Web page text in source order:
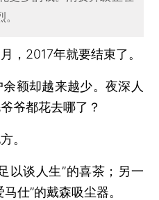
2017年就要结束了。
额却越来越少。夜深人
爷都花去哪了？
。
谈人生”的喜茶；另一
仕”的戴森吸尘器。